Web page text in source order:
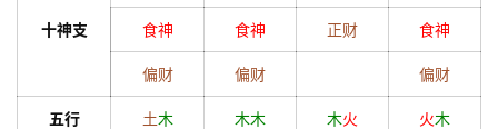
十神支 食神 食神 正财 食神
偏财 偏财 偏财
五行 土木 木木 木火 火木